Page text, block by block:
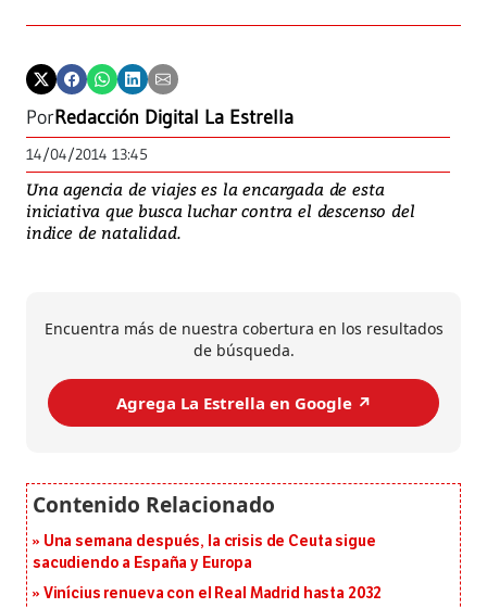
PorRedacción Digital La Estrella
14/04/2014 13:45
Una agencia de viajes es la encargada de esta
iniciativa que busca luchar contra el descenso del
indice de natalidad.
Encuentra más de nuestra cobertura en los resultados
de búsqueda.
Agrega La Estrella en Google ↗️
Una semana después, la crisis de Ceuta sigue
sacudiendo a España y Europa
Vinícius renueva con el Real Madrid hasta 2032